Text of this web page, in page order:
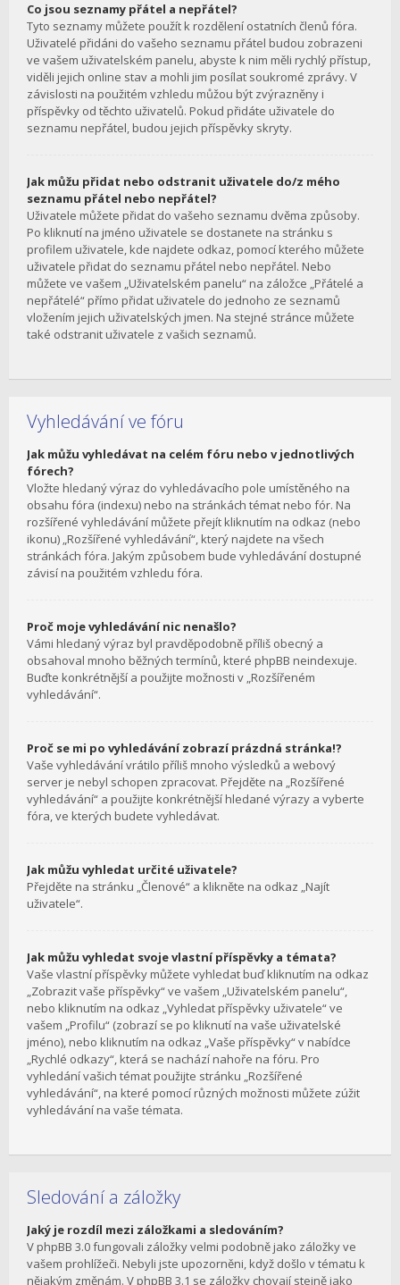
Co jsou seznamy přátel a nepřátel?
Tyto seznamy můžete použít k rozdělení ostatních členů fóra.
Uživatelé přidáni do vašeho seznamu přátel budou zobrazeni
ve vašem uživatelském panelu, abyste k nim měli rychlý přístup,
viděli jejich online stav a mohli jim posílat soukromé zprávy. V
závislosti na použitém vzhledu můžou být zvýrazněny i
příspěvky od těchto uživatelů. Pokud přidáte uživatele do
seznamu nepřátel, budou jejich příspěvky skryty.
Jak můžu přidat nebo odstranit uživatele do/z mého
seznamu přátel nebo nepřátel?
Uživatele můžete přidat do vašeho seznamu dvěma způsoby.
Po kliknutí na jméno uživatele se dostanete na stránku s
profilem uživatele, kde najdete odkaz, pomocí kterého můžete
uživatele přidat do seznamu přátel nebo nepřátel. Nebo
můžete ve vašem „Uživatelském panelu“ na záložce „Přátelé a
nepřátelé“ přímo přidat uživatele do jednoho ze seznamů
vložením jejich uživatelských jmen. Na stejné stránce můžete
také odstranit uživatele z vašich seznamů.
Vyhledávání ve fóru
Jak můžu vyhledávat na celém fóru nebo v jednotlivých
fórech?
Vložte hledaný výraz do vyhledávacího pole umístěného na
obsahu fóra (indexu) nebo na stránkách témat nebo fór. Na
rozšířené vyhledávání můžete přejít kliknutím na odkaz (nebo
ikonu) „Rozšířené vyhledávání“, který najdete na všech
stránkách fóra. Jakým způsobem bude vyhledávání dostupné
závisí na použitém vzhledu fóra.
Proč moje vyhledávání nic nenašlo?
Vámi hledaný výraz byl pravděpodobně příliš obecný a
obsahoval mnoho běžných termínů, které phpBB neindexuje.
Buďte konkrétnější a použijte možnosti v „Rozšířeném
vyhledávání“.
Proč se mi po vyhledávání zobrazí prázdná stránka!?
Vaše vyhledávání vrátilo příliš mnoho výsledků a webový
server je nebyl schopen zpracovat. Přejděte na „Rozšířené
vyhledávání“ a použijte konkrétnější hledané výrazy a vyberte
fóra, ve kterých budete vyhledávat.
Jak můžu vyhledat určité uživatele?
Přejděte na stránku „Členové“ a klikněte na odkaz „Najít
uživatele“.
Jak můžu vyhledat svoje vlastní příspěvky a témata?
Vaše vlastní příspěvky můžete vyhledat buď kliknutím na odkaz
„Zobrazit vaše příspěvky“ ve vašem „Uživatelském panelu“,
nebo kliknutím na odkaz „Vyhledat příspěvky uživatele“ ve
vašem „Profilu“ (zobrazí se po kliknutí na vaše uživatelské
jméno), nebo kliknutím na odkaz „Vaše příspěvky“ v nabídce
„Rychlé odkazy“, která se nachází nahoře na fóru. Pro
vyhledání vašich témat použijte stránku „Rozšířené
vyhledávání“, na které pomocí různých možnosti můžete zúžit
vyhledávání na vaše témata.
Sledování a záložky
Jaký je rozdíl mezi záložkami a sledováním?
V phpBB 3.0 fungovali záložky velmi podobně jako záložky ve
vašem prohlížeči. Nebyli jste upozorněni, když došlo v tématu k
nějakým změnám. V phpBB 3.1 se záložky chovají stejně jako